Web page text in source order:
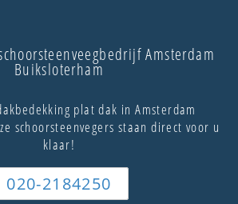
Amsterdam
Buiksloterham
plat dak in Amsterdam
schoorsteenvegers staan direct voor u
klaar!
020-2184250